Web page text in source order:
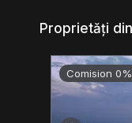
Proprietăți
Comision 0%